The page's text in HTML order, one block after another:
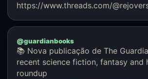
https://www.threads.com/
@guardianbooks
📚 Nova publicação de The
recent science fiction, fantasy and
roundup